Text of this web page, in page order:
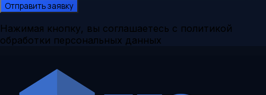
Отправить заявку
Нажимая кнопку, вы соглашаетесь с политикой
обработки персональных данных